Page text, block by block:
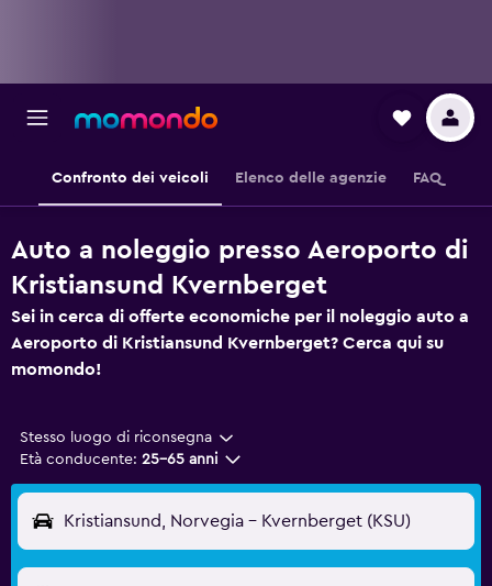
Confronto dei veicoli Elenco delle agenzie FAQ
Auto a noleggio presso Aeroporto di
Kristiansund Kvernberget
Sei in cerca di offerte economiche per il noleggio auto a
Aeroporto di Kristiansund Kvernberget? Cerca qui su
momondo!
Stesso luogo di riconsegna
Età conducente: 25-65 anni
Kristiansund, Norvegia - Kvernberget (KSU)